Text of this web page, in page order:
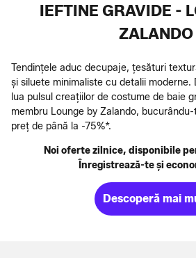
IEFTINE GRAVIDE -
ZALANDO
Tendințele aduc decupaje, țesături
și siluete minimaliste cu detalii moderne.
lua pulsul creațiilor de costume de baie
membru Lounge by Zalando,
preț de până la -75%*.
Noi oferte zilnice, disponibile
Înregistrează-te și
Descoperă mai